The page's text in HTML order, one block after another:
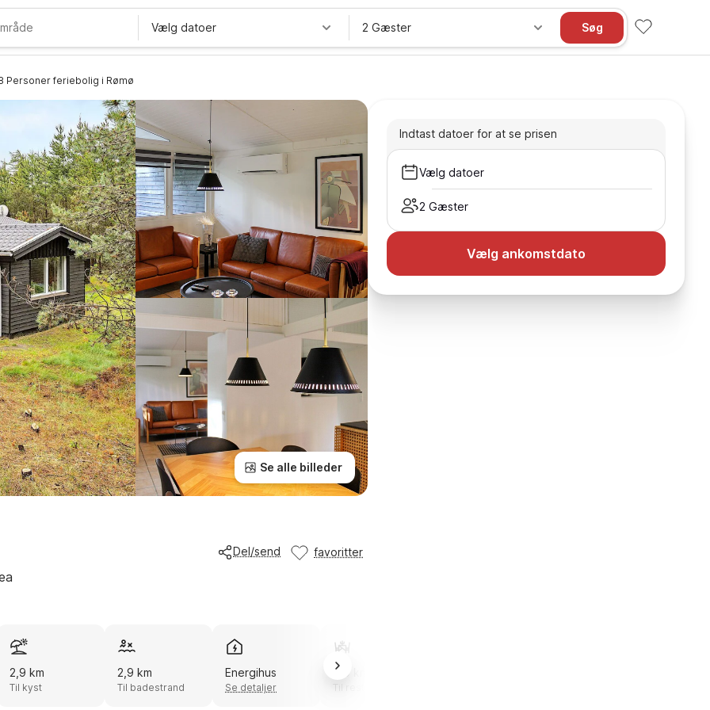
Vælg datoer 2 Gæster Søg
Personer feriebolig i Rømø
Se alle billeder
Del/send favoritter
2,9 km
Til kyst
2,9 km
Til badestrand
Energihus
Se detaljer
6,0 km
Til restaurant
Indtast datoer for at se prisen
Vælg datoer
2 Gæster
Vælg ankomstdato